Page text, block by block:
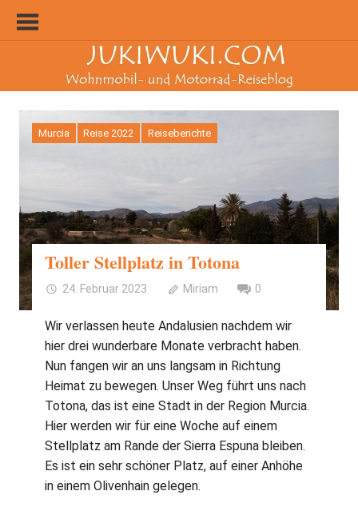
Inhalt
Murcia Reise 2022 Reiseberichte
Toller Stellplatz in Totona
24. Februar 2023 Miriam 0
Wir verlassen heute Andalusien nachdem wir
hier drei wunderbare Monate verbracht haben.
Nun fangen wir an uns langsam in Richtung
Heimat zu bewegen. Unser Weg führt uns nach
Totona, das ist eine Stadt in der Region Murcia.
Hier werden wir für eine Woche auf einem
Stellplatz am Rande der Sierra Espuna bleiben.
Es ist ein sehr schöner Platz, auf einer Anhöhe
in einem Olivenhain gelegen.